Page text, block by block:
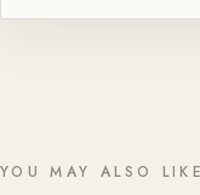
YOU MAY ALSO LIKE